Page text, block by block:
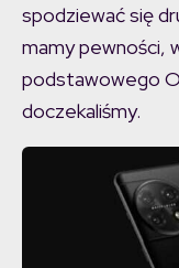
spodziewać się
mamy pewności,
podstawowego
doczekaliśmy.